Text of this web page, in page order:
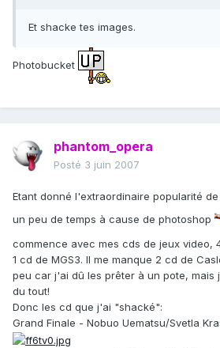
Et shacke tes images.
Photobucket
phantom_opera
Posté 3 juin 2007
Etant donné l'extraordinaire popularité
un peu de temps à cause de photoshop
commence avec mes cds de jeux video,
1 cd de MGS3. Il me manque 2 cd de
peu car j'ai dû les prêter à un pote, mais
du tout!
Donc les cd que j'ai "shacké":
Grand Finale - Nobuo Uematsu/Svetla